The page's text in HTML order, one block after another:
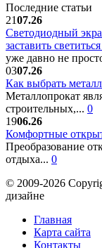
Последние статьи
2107.26
Светодиодный
заставить
уже давно не
0307.26
Как выбрать
Металлопрокат
строительных,... 0
1906.26
Комфортные
Преобразование
отдыха... 0
© 2009-2026
дизайне
Главная
Карта сайта
Контакты